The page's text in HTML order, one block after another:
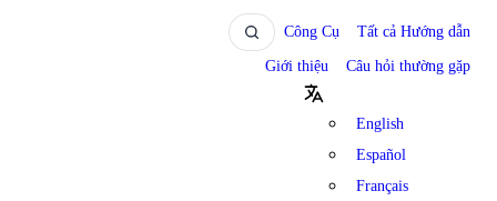
Công Cụ Tất cả Hướng dẫn
Giới thiệu Câu hỏi thường gặp
English
Español
Français